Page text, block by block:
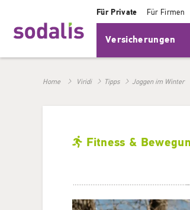
Für Private Für Firmen
Versicherungen
Home Viridi Tipps Joggen im Winter
Fitness &